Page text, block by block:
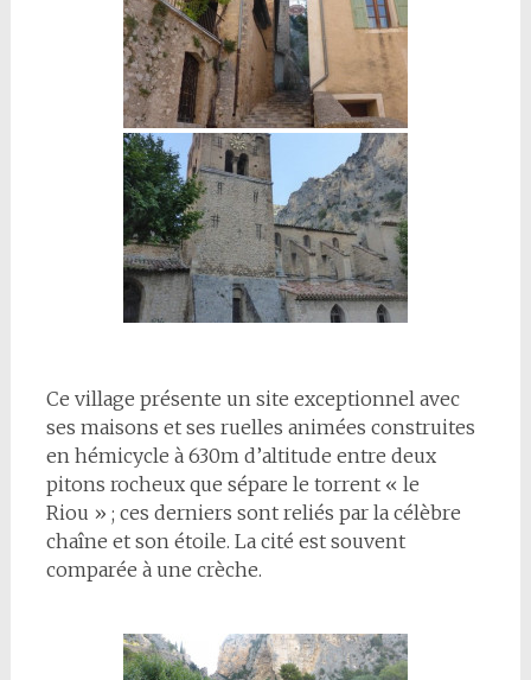
Ce village présente un site exceptionnel avec
ses maisons et ses ruelles animées construites
en hémicycle à 630m d’altitude entre deux
pitons rocheux que sépare le torrent « le
Riou » ; ces derniers sont reliés par la célèbre
chaîne et son étoile. La cité est souvent
comparée à une crèche.